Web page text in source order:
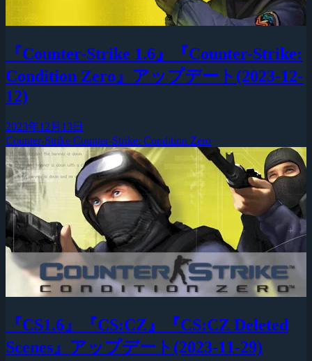
『Counter-Strike 1.6』『Counter-Strike:
Condition Zero』アップデート(2023-12-
12)
2023年12月13日
Counter-Strike Counter-Strike: Condition Zero
『CS1.6』『CS:CZ』『CS:CZ Deleted
Scenes』アップデート(2023-11-29)